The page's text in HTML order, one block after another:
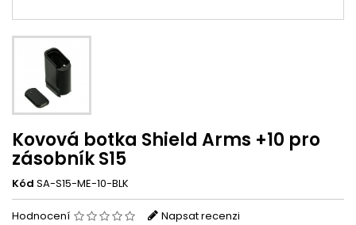
Kovová botka Shield Arms +10 pro
zásobník S15
Kód SA-S15-ME-10-BLK
Hodnocení Napsat recenzi